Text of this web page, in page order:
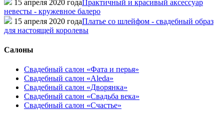
15 апреля 2020 годаПрактичный и красивый аксессуар
невесты - кружевное балеро
15 апреля 2020 годаПлатье со шлейфом - свадебный образ
для настоящей королевы
Салоны
Свадебный салон «Фата и перья»
Свадебный салон «Aleda»
Свадебный салон «Дворянка»
Свадебный салон «Свадьба века»
Свадебный салон «Счастье»